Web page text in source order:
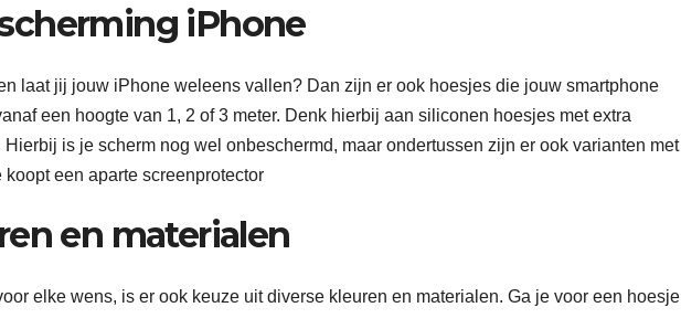
iPhone
laat jij jouw iPhone weleens vallen? Dan zijn er ook hoesjes die jouw smartphone
een hoogte van 1, 2 of 3 meter. Denk hierbij aan siliconen hoesjes met extra
is je scherm nog wel onbeschermd, maar ondertussen zijn er ook varianten met
een aparte screenprotector
en materialen
elke wens, is er ook keuze uit diverse kleuren en materialen. Ga je voor een hoesje